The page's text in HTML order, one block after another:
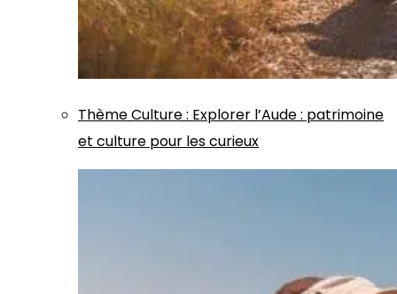
ThèmeCulture: Explorer l’Aude : patrimoine
et culture pour les curieux